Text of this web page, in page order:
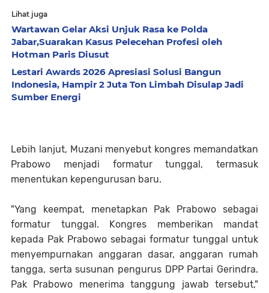
Lihat juga
Wartawan Gelar Aksi Unjuk Rasa ke Polda
Jabar,Suarakan Kasus Pelecehan Profesi oleh
Hotman Paris Diusut
Lestari Awards 2026 Apresiasi Solusi Bangun
Indonesia, Hampir 2 Juta Ton Limbah Disulap Jadi
Sumber Energi
Lebih lanjut, Muzani menyebut kongres memandatkan
Prabowo menjadi formatur tunggal, termasuk
menentukan kepengurusan baru.
"Yang keempat, menetapkan Pak Prabowo sebagai
formatur tunggal. Kongres memberikan mandat
kepada Pak Prabowo sebagai formatur tunggal untuk
menyempurnakan anggaran dasar, anggaran rumah
tangga, serta susunan pengurus DPP Partai Gerindra.
Pak Prabowo menerima tanggung jawab tersebut,"